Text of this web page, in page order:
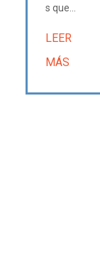
s que...
LEER
MÁS